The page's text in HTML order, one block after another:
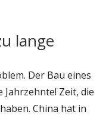
lange
Der Bau eines
Jahrzehnte! Zeit, die
China hat in